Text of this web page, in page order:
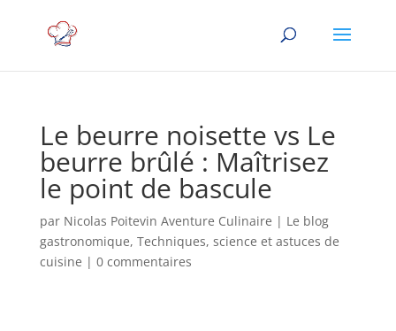
Le beurre noisette vs Le
beurre brûlé : Maîtrisez
le point de bascule
par Nicolas Poitevin Aventure Culinaire | Le blog
gastronomique, Techniques, science et astuces de
cuisine | 0 commentaires